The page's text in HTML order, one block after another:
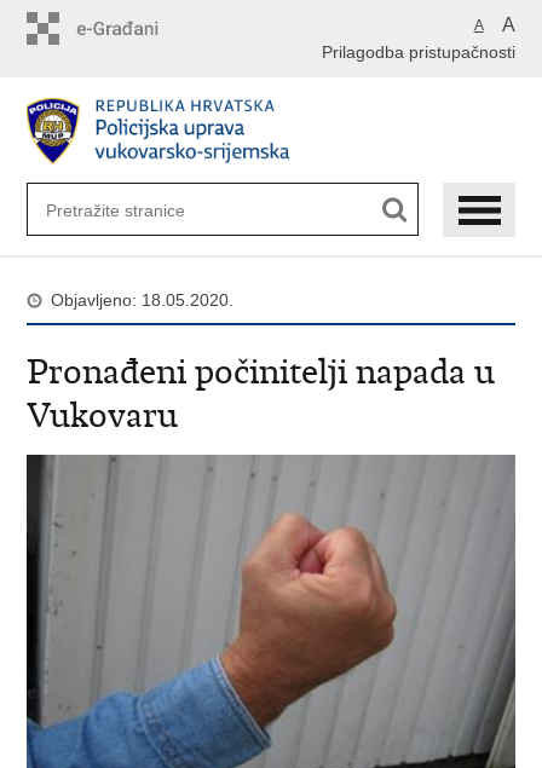
A A
Prilagodba pristupačnosti
Objavljeno: 18.05.2020.
Pronađeni počinitelji napada u
Vukovaru